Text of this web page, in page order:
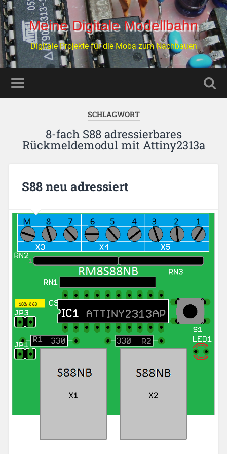
Meine Digitale Modellbahn
Digitale Projekte für die Moba zum Nachbauen
SCHLAGWORT
8-fach S88 adressierbares
Rückmeldemodul mit Attiny2313a
S88 neu adressiert